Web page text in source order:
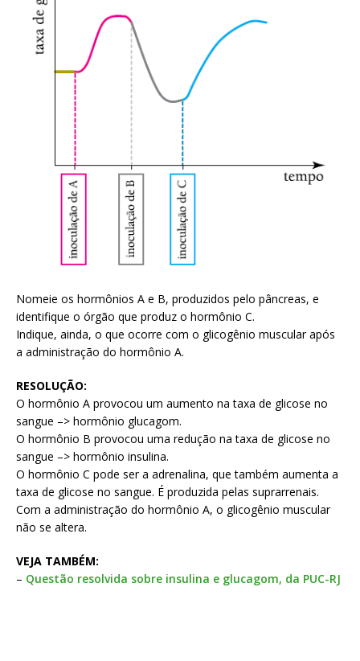
Nomeie os hormônios A e B, produzidos pelo pâncreas, e
identifique o órgão que produz o hormônio C.
Indique, ainda, o que ocorre com o glicogênio muscular após
a administração do hormônio A.
RESOLUÇÃO:
O hormônio A provocou um aumento na taxa de glicose no
sangue –> hormônio glucagom.
O hormônio B provocou uma redução na taxa de glicose no
sangue –> hormônio insulina.
O hormônio C pode ser a adrenalina, que também aumenta a
taxa de glicose no sangue. É produzida pelas suprarrenais.
Com a administração do hormônio A, o glicogênio muscular
não se altera.
VEJA TAMBÉM:
– Questão resolvida sobre insulina e glucagom, da PUC-RJ